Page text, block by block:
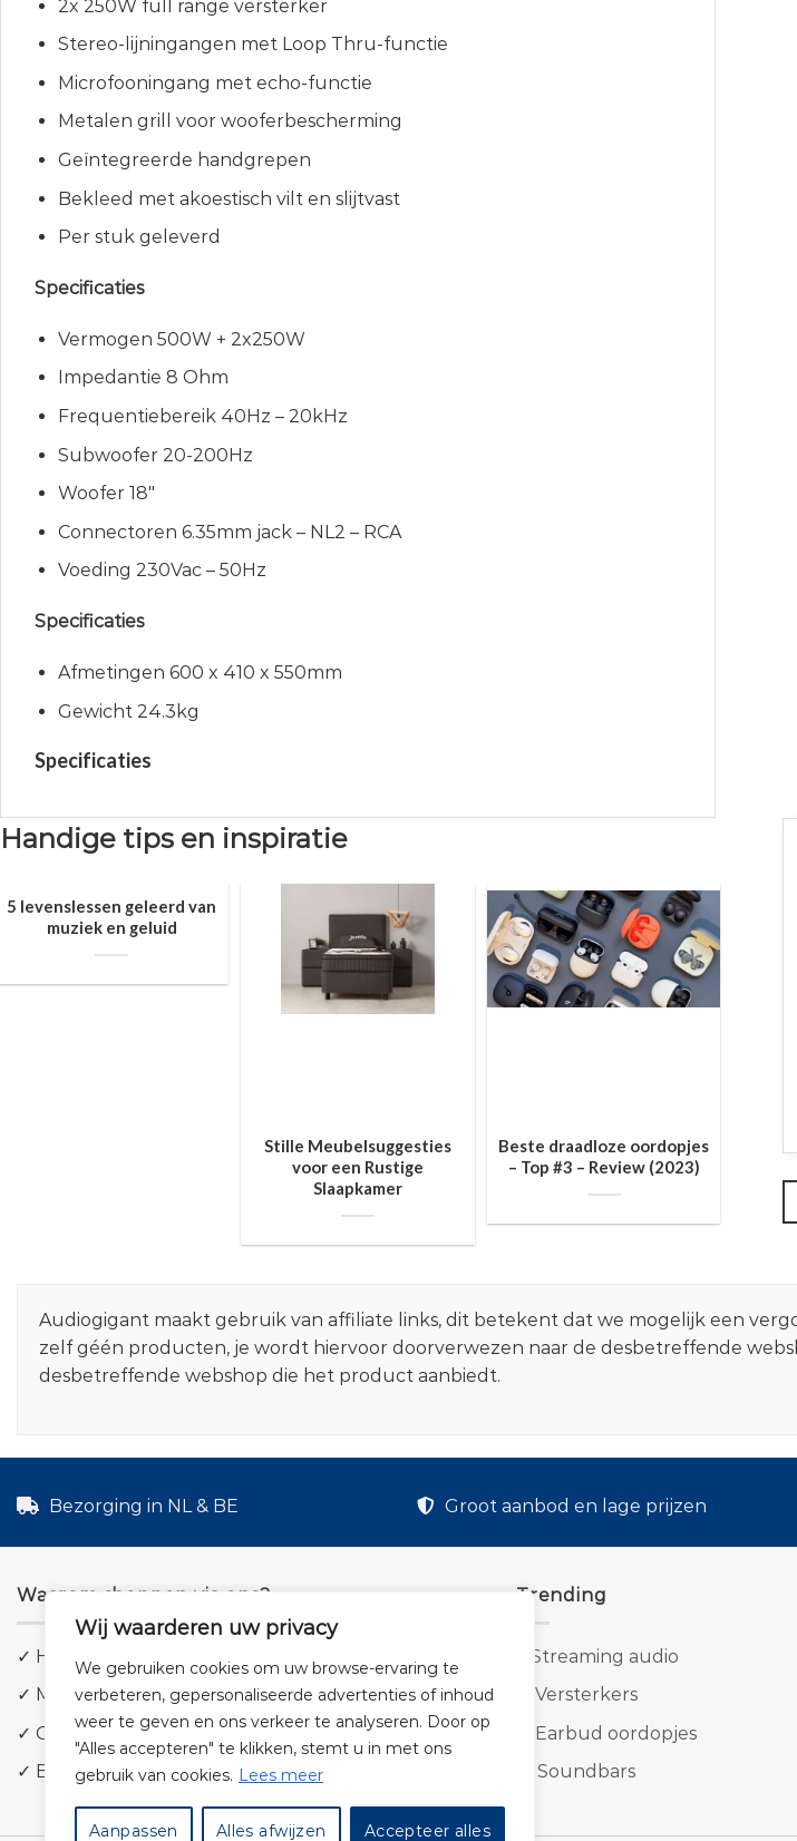
Wij waarderen uw privacy
We gebruiken cookies om uw browse-ervaring te
verbeteren, gepersonaliseerde advertenties of inhoud
weer te geven en ons verkeer te analyseren. Door op
"Alles accepteren" te klikken, stemt u in met ons
gebruik van cookies. Lees meer
Aanpassen Alles afwijzen Accepteer alles
2x 250W full range versterker
Stereo-lijningangen met Loop Thru-functie
Microfooningang met echo-functie
Metalen grill voor wooferbescherming
Geïntegreerde handgrepen
Bekleed met akoestisch vilt en slijtvast
Per stuk geleverd
Specificaties
Vermogen 500W + 2x250W
Impedantie 8 Ohm
Frequentiebereik 40Hz – 20kHz
Subwoofer 20-200Hz
Woofer 18″
Connectoren 6.35mm jack – NL2 – RCA
Voeding 230Vac – 50Hz
Specificaties
Afmetingen 600 x 410 x 550mm
Gewicht 24.3kg
Specificaties
Handige tips en inspiratie
5 levenslessen geleerd van
muziek en geluid
Stille Meubelsuggesties
voor een Rustige
Slaapkamer
Beste draadloze oordopjes
– Top #3 – Review (2023)
Audiogigant maakt gebruik van affiliate links, dit betekent dat we mogelijk een
zelf géén producten, je wordt hiervoor doorverwezen naar de desbetreffende
desbetreffende webshop die het product aanbiedt.
Bezorging in NL & BE Groot aanbod en lage prijzen
Waarom shoppen via ons?
✓ Hoge kwaliteit geluid
✓ Meer dan 5.000 producten
✓ Groot aanbod en lage prijzen
✓ Bezorging in NL & BE
Trending
Streaming audio
Versterkers
Earbud oordopjes
Soundbars